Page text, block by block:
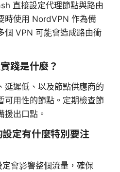
直接設定代理節點與路由
時使用 NordVPN 作為備
個 VPN 可能會造成路由衝
踐是什麼？
延遲低、以及節點供應商的
可用性的節點。定期檢查節
援出口點。
定有什麼特別要注
會影響整個流量，確保